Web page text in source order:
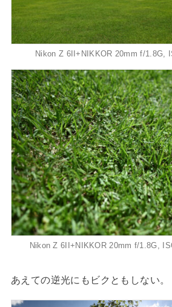
Nikon Z 6II+NIKKOR 20mm f/1.8G,
Nikon Z 6II+NIKKOR 20mm f/1.8G,
あえての逆光にもビクともしない。